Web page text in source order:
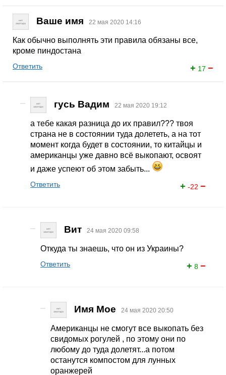
Ваше имя 22 мая 2020 14:16
Как обычно выполнять эти правила обязаны все,
кроме пиндостана
+ 17 −
Ответить
гусь Вадим 22 мая 2020 19:12
а тебе какая разница до их правил??? твоя
страна не в состоянии туда долететь, а на тот
момент когда будет в состоянии, то китайцы и
американцы уже давно всё выкопают, освоят
и даже успеют об этом забыть...
+ -22 −
Ответить
Вит 24 мая 2020 09:58
Откуда ты знаешь, что он из Украины?
+ 8 −
Ответить
Имя Мое 24 мая 2020 20:50
Американцы не смогут все выкопать без
свидомых рoгулей , по этому они по
любому до туда долетят...а потом
останутся компостом для лунных
оранжерей